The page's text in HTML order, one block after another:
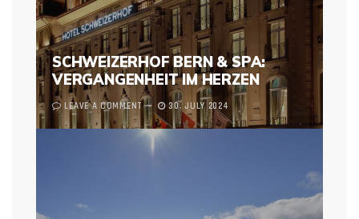
SCHWEIZERHOF BERN & SPA:
VERGANGENHEIT IM HERZEN
LEAVE A COMMENT 30. JULY 2024